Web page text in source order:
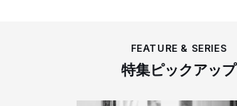
FEATURE & SERIES
特集ピックアップ